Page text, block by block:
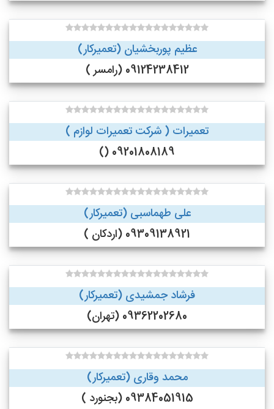
عظیم پوربخشیان (تعمیرکار)
09124238412 (رامسر )
تعمیرات ( شرکت تعمیرات لوازم )
09201808189 ()
علی طهماسبی (تعمیرکار)
09309138921 (اردکان )
فرشاد جمشیدی (تعمیرکار)
09362202680 (تهران)
محمد وقاری (تعمیرکار)
09384051915 (بجنورد )